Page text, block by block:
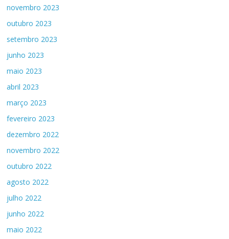
novembro 2023
outubro 2023
setembro 2023
junho 2023
maio 2023
abril 2023
março 2023
fevereiro 2023
dezembro 2022
novembro 2022
outubro 2022
agosto 2022
julho 2022
junho 2022
maio 2022